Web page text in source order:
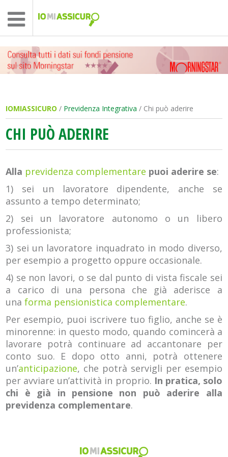
IOMIASSICURO / Previdenza Integrativa / Chi può aderire
CHI PUÒ ADERIRE
Alla previdenza complementare puoi aderire se:
1) sei un lavoratore dipendente, anche se
assunto a tempo determinato;
2) sei un lavoratore autonomo o un libero
professionista;
3) sei un lavoratore inquadrato in modo diverso,
per esempio a progetto oppure occasionale.
4) se non lavori, o se dal punto di vista fiscale sei
a carico di una persona che già aderisce a
unaforma pensionistica complementare.
Per esempio, puoi iscrivere tuo figlio, anche se è
minorenne: in questo modo, quando comincerà a
lavorare potrà continuare ad accantonare per
conto suo. E dopo otto anni, potrà ottenere
un’anticipazione, che potrà servigli per esempio
per avviare un’attività in proprio. In pratica, solo
chi è già in pensione non può aderire alla
previdenza complementare.